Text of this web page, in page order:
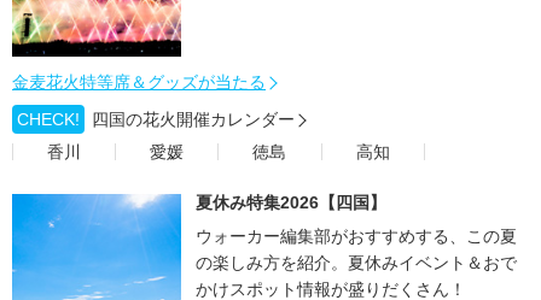
金麦花火特等席＆グッズが当たる
CHECK!
四国の花火開催カレンダー
香川
愛媛 徳島 高知
夏休み特集2026【四国】
ウォーカー編集部がおすすめする、この夏
の楽しみ方を紹介。夏休みイベント＆おで
かけスポット情報が盛りだくさん！